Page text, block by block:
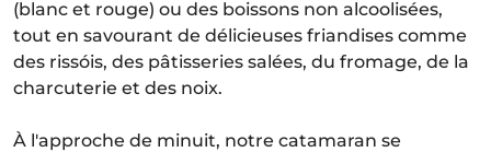
(blanc et rouge) ou des boissons non alcoolisées,
tout en savourant de délicieuses friandises comme
des rissóis, des pâtisseries salées, du fromage, de la
charcuterie et des noix.
À l'approche de minuit, notre catamaran se